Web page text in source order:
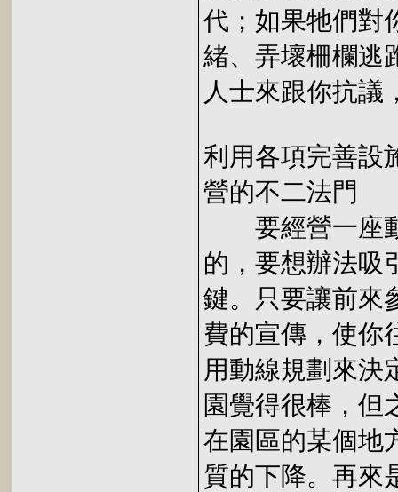
代；如果牠們對
緒、弄壞柵欄逃
人士來跟你抗議
利用各項完善設
營的不二法門
要經營一座動
的，要想辦法吸
鍵。只要讓前來
費的宣傳，使你
用動線規劃來決
園覺得很棒，但
在園區的某個地
質的下降。再來